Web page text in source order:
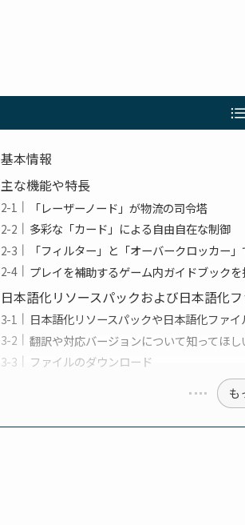
基本情報
主な機能や特長
「レーザーノード」が物流の司令塔
多彩な「カード」による自由自在な制御
「フィルター」と「オーバークロッカー
プレイを補助するゲーム内ガイドブックを
日本語化リソースパックおよび日本語化
日本語化リソースパックや日本語化ファ
翻訳や対応バージョンについて知ってほし
ファイルのダウンロード
も